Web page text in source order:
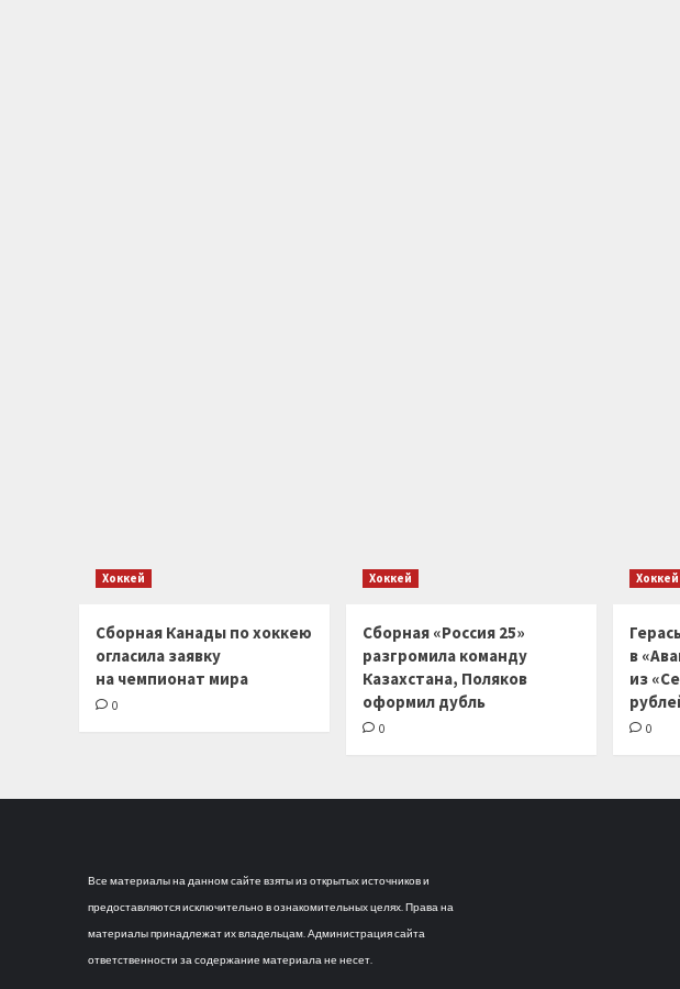
Хоккей
Сборная Канады по хоккею
огласила заявку
на чемпионат мира
0
Хоккей
Сборная «Россия 25»
разгромила команду
Казахстана, Поляков
оформил дубль
0
Хоккей
в
из
0
Все материалы на данном сайте взяты из открытых источников и
предоставляются исключительно в ознакомительных целях. Права на
материалы принадлежат их владельцам. Администрация сайта
ответственности за содержание материала не несет.